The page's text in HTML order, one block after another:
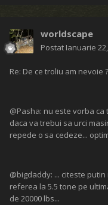
worldscape
Postat Ianuarie
Re: De ce troliu am nevoie ?
@Pasha: nu este vorba
daca va trebui sa urci
repede o sa cedeze...
@bigdaddy: ... citeste
referea la 5.5 tone pe
de 20000 lbs...